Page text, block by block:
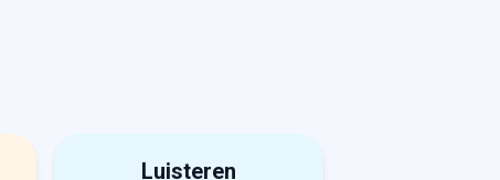
Luisteren